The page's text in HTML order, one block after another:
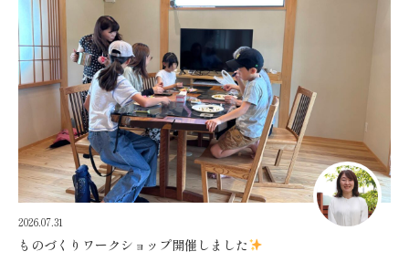
2026.07.31
ものづくりワークショップ開催しました